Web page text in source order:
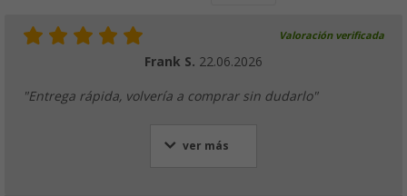
Valoración verificada
Frank S. 22.06.2026
"Entrega rápida, volvería a comprar sin dudarlo"
ver más